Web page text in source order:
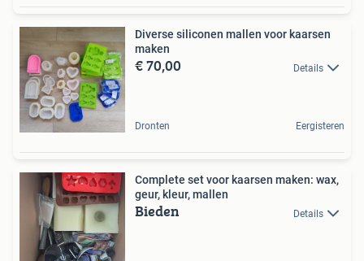
Diverse siliconen mallen voor kaarsen
maken
€ 70,00 Details
Dronten Eergisteren
Complete set voor kaarsen maken: wax,
geur, kleur, mallen
Bieden Details